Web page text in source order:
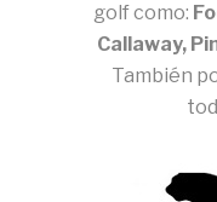
golf como:
Callaway,
También